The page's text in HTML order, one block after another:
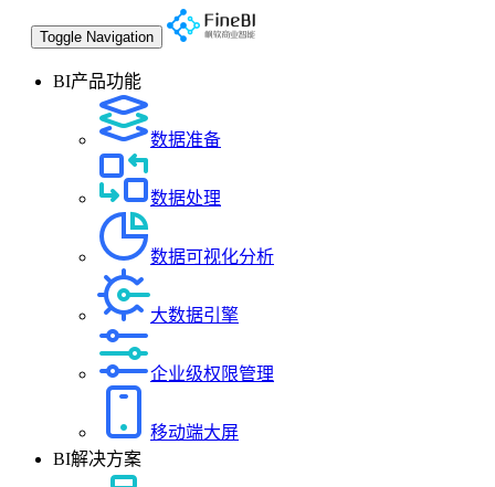
Toggle Navigation
BI产品功能
数据准备
数据处理
数据可视化分析
大数据引擎
企业级权限管理
移动端大屏
BI解决方案